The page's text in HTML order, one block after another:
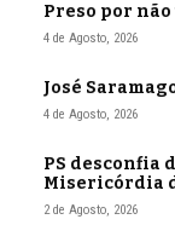
Preso por
4 de Agosto, 2026
José
4 de Agosto, 2026
PS desconfia
Misericórdia
2 de Agosto, 2026